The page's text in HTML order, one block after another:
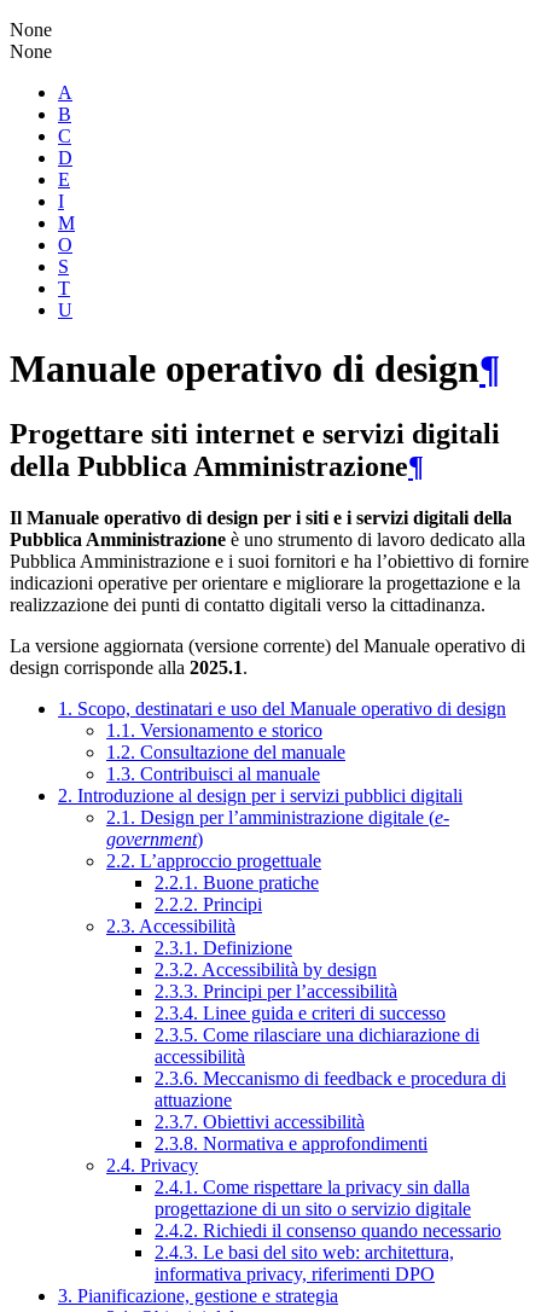
None
None
A
B
C
D
E
I
M
O
S
T
U
Manuale operativo di design¶
Progettare siti internet e servizi digitali
della Pubblica Amministrazione¶
Il Manuale operativo di design per i siti e i servizi digitali della
Pubblica Amministrazione è uno strumento di lavoro dedicato alla
Pubblica Amministrazione e i suoi fornitori e ha l’obiettivo di fornire
indicazioni operative per orientare e migliorare la progettazione e la
realizzazione dei punti di contatto digitali verso la cittadinanza.
La versione aggiornata (versione corrente) del Manuale operativo di
design corrisponde alla 2025.1.
1. Scopo, destinatari e uso del Manuale operativo di design
1.1. Versionamento e storico
1.2. Consultazione del manuale
1.3. Contribuisci al manuale
2. Introduzione al design per i servizi pubblici digitali
2.1. Design per l’amministrazione digitale (e-
government)
2.2. L’approccio progettuale
2.2.1. Buone pratiche
2.2.2. Principi
2.3. Accessibilità
2.3.1. Definizione
2.3.2. Accessibilità by design
2.3.3. Principi per l’accessibilità
2.3.4. Linee guida e criteri di successo
2.3.5. Come rilasciare una dichiarazione di
accessibilità
2.3.6. Meccanismo di feedback e procedura di
attuazione
2.3.7. Obiettivi accessibilità
2.3.8. Normativa e approfondimenti
2.4. Privacy
2.4.1. Come rispettare la privacy sin dalla
progettazione di un sito o servizio digitale
2.4.2. Richiedi il consenso quando necessario
2.4.3. Le basi del sito web: architettura,
informativa privacy, riferimenti DPO
3. Pianificazione, gestione e strategia